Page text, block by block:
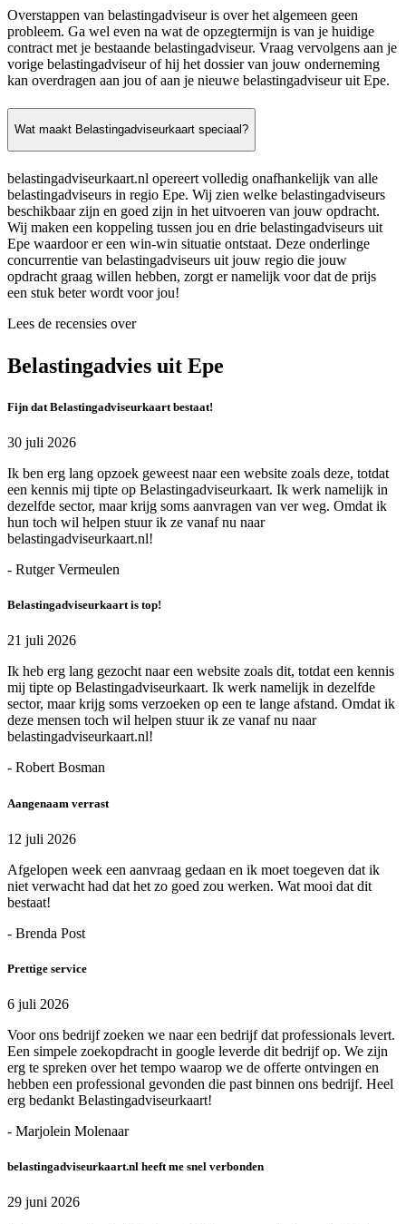
Overstappen van belastingadviseur is over het algemeen geen
probleem. Ga wel even na wat de opzegtermijn is van je huidige
contract met je bestaande belastingadviseur. Vraag vervolgens aan je
vorige belastingadviseur of hij het dossier van jouw onderneming
kan overdragen aan jou of aan je nieuwe belastingadviseur uit Epe.
Wat maakt Belastingadviseurkaart speciaal?
belastingadviseurkaart.nl opereert volledig onafhankelijk van alle
belastingadviseurs in regio Epe. Wij zien welke belastingadviseurs
beschikbaar zijn en goed zijn in het uitvoeren van jouw opdracht.
Wij maken een koppeling tussen jou en drie belastingadviseurs uit
Epe waardoor er een win-win situatie ontstaat. Deze onderlinge
concurrentie van belastingadviseurs uit jouw regio die jouw
opdracht graag willen hebben, zorgt er namelijk voor dat de prijs
een stuk beter wordt voor jou!
Lees de recensies over
Belastingadvies uit Epe
Fijn dat Belastingadviseurkaart bestaat!
30 juli 2026
Ik ben erg lang opzoek geweest naar een website zoals deze, totdat
een kennis mij tipte op Belastingadviseurkaart. Ik werk namelijk in
dezelfde sector, maar krijg soms aanvragen van ver weg. Omdat ik
hun toch wil helpen stuur ik ze vanaf nu naar
belastingadviseurkaart.nl!
- Rutger Vermeulen
Belastingadviseurkaart is top!
21 juli 2026
Ik heb erg lang gezocht naar een website zoals dit, totdat een kennis
mij tipte op Belastingadviseurkaart. Ik werk namelijk in dezelfde
sector, maar krijg soms verzoeken op een te lange afstand. Omdat ik
deze mensen toch wil helpen stuur ik ze vanaf nu naar
belastingadviseurkaart.nl!
- Robert Bosman
Aangenaam verrast
12 juli 2026
Afgelopen week een aanvraag gedaan en ik moet toegeven dat ik
niet verwacht had dat het zo goed zou werken. Wat mooi dat dit
bestaat!
- Brenda Post
Prettige service
6 juli 2026
Voor ons bedrijf zoeken we naar een bedrijf dat professionals levert.
Een simpele zoekopdracht in google leverde dit bedrijf op. We zijn
erg te spreken over het tempo waarop we de offerte ontvingen en
hebben een professional gevonden die past binnen ons bedrijf. Heel
erg bedankt Belastingadviseurkaart!
- Marjolein Molenaar
belastingadviseurkaart.nl heeft me snel verbonden
29 juni 2026